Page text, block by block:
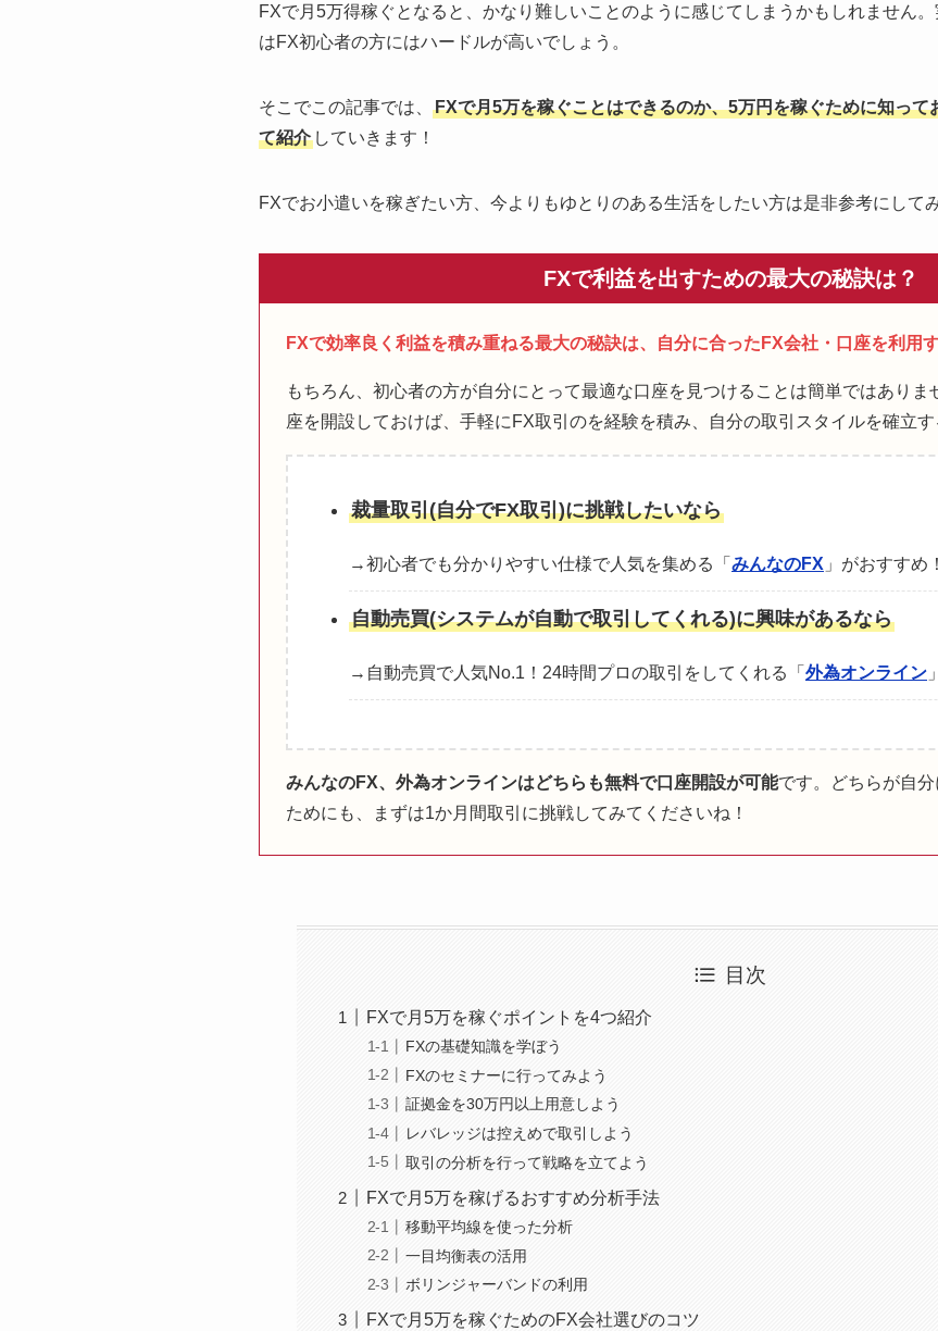
FXで月5万得稼ぐとなると、かなり難しいことのように感じてしまうかもしれません
はFX初心者の方にはハードルが高いでしょう。
そこでこの記事では、
FXで月5万を稼ぐことはできるのか、5万円を稼ぐために知っ
て紹介 していきます！
FXでお小遣いを稼ぎたい方、今よりもゆとりのある生活をしたい方は是非参考にして
FXで利益を出すための最大の秘訣は？
FXで効率良く利益を積み重ねる最大の秘訣は、自分に合ったFX会社・口座を利用
もちろん、初心者の方が自分にとって最適な口座を見つけることは簡単ではありま
座を開設しておけば、手軽にFX取引のを経験を積み、自分の取引スタイルを確立す
裁量取引(自分でFX取引)に挑戦したいなら
→初心者でも分かりやすい仕様で人気を集める「 みんなのFX 」がおすすめ！
自動売買(システムが自動で取引してくれる)に興味があるなら
→自動売買で人気No.1！24時間プロの取引をしてくれる「 外為オンライン
みんなのFX、外為オンラインはどちらも無料で口座開設が可能です。どちらが自
ためにも、まずは1か月間取引に挑戦してみてくださいね！
目次
FXで月5万を稼ぐポイントを4つ紹介
FXの基礎知識を学ぼう
FXのセミナーに行ってみよう
証拠金を30万円以上用意しよう
レバレッジは控えめで取引しよう
取引の分析を行って戦略を立てよう
FXで月5万を稼げるおすすめ分析手法
移動平均線を使った分析
一目均衡表の活用
ボリンジャーバンドの利用
FXで月5万を稼ぐためのFX会社選びのコツ